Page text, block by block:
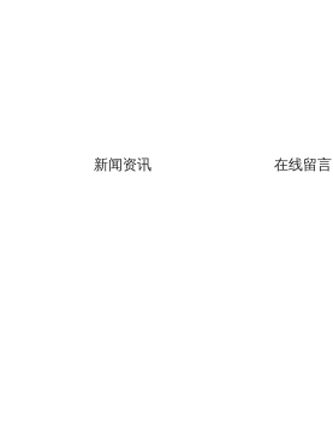
新闻资讯 在线留言